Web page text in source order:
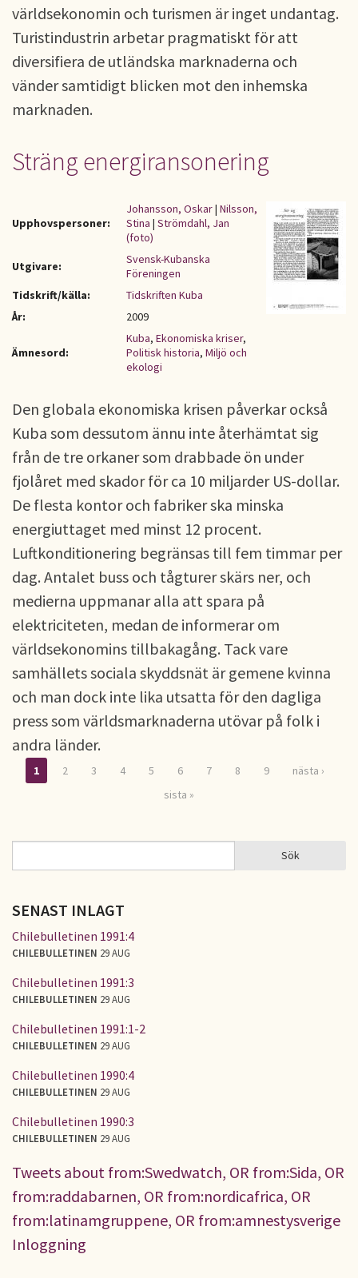
världsekonomin och turismen är inget undantag.
Turistindustrin arbetar pragmatiskt för att
diversifiera de utländska marknaderna och
vänder samtidigt blicken mot den inhemska
marknaden.
Sträng energiransonering
Upphovspersoner:
Johansson, Oskar| Nilsson,
Stina | Strömdahl, Jan
(foto)
Utgivare:
Svensk-Kubanska
Föreningen
Tidskrift/källa:
Tidskriften Kuba
År:
2009
Ämnesord:
Kuba, Ekonomiska kriser,
Politisk historia, Miljö och
ekologi
Den globala ekonomiska krisen påverkar också
Kuba som dessutom ännu inte återhämtat sig
från de tre orkaner som drabbade ön under
fjolåret med skador för ca 10 miljarder US-dollar.
De flesta kontor och fabriker ska minska
energiuttaget med minst 12 procent.
Luftkonditionering begränsas till fem timmar per
dag. Antalet buss och tågturer skärs ner, och
medierna uppmanar alla att spara på
elektriciteten, medan de informerar om
världsekonomins tillbakagång. Tack vare
samhällets sociala skyddsnät är gemene kvinna
och man dock inte lika utsatta för den dagliga
press som världsmarknaderna utövar på folk i
andra länder.
1 2 3 4 5 6 7 8 9
nästa ›
sista »
SÖKFORMULÄR Sök
SENAST INLAGT
Chilebulletinen 1991:4
CHILEBULLETINEN 29 AUG
Chilebulletinen 1991:3
CHILEBULLETINEN 29 AUG
Chilebulletinen 1991:1-2
CHILEBULLETINEN 29 AUG
Chilebulletinen 1990:4
CHILEBULLETINEN 29 AUG
Chilebulletinen 1990:3
CHILEBULLETINEN 29 AUG
Tweets about from:Swedwatch, OR from:Sida, OR
from:raddabarnen, OR from:nordicafrica, OR
from:latinamgruppene, OR from:amnestysverige
Inloggning